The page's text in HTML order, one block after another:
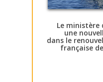
Le ministère
une
dans le
française